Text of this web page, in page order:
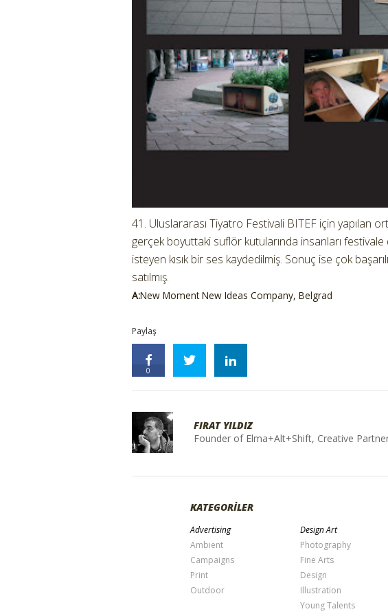
41. Uluslararası Tiyatro Festivali BITEF için yapılan
gerçek boyuttaki suflör kutularında insanları
isteyen kısık bir ses kaydedilmiş. Sonuç ise çok
satılmış.
A:New Moment New Ideas Company, Belgrad
Paylaş
0
FIRAT YILDIZ
Founder of Elma+Alt+Shift, Creative
KATEGORİLER
Advertising
Ambient
Campaigns
Print
Outdoor
Design Art
Photography
Fine Arts
Design
Illustration
Young Talents